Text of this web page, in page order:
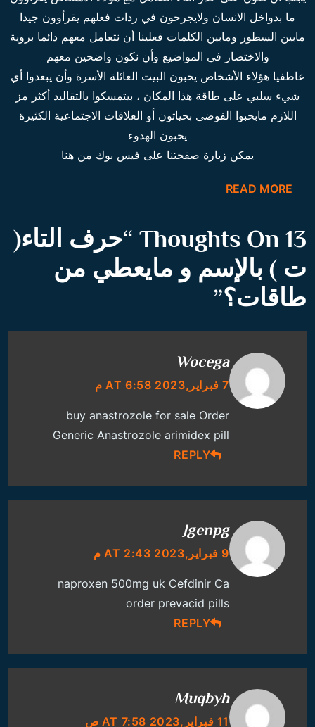
ما بدواخل الانسان ولايجرحون في ردات فعلهم يقرأوون جيدا
مابين السطور ومابين الكلمات فعلينا أن نتعامل معهم دائما بروية
والاختصار في المواضيع وأن نكون واضحين معهم
عاطفيا هؤلاء الأشخاص يحبون البيت العائلة الأسرة وأن يبعدوا أي
شيء سلبي على طاقة هذا المكان ، بيتمسكوا بالتقاليد أكثر مز
اللازم مابحبوا الفوضى بحياتون أو العلاقات الاجتماعية الكثيرة
يحبون الهدوء
يمكن زيارة صفحتنا على فيس بوك من هنا
READ MORE
13 Thoughts On “
حرف التاء(
ت ) بالإسم و مايعطي من
طاقات؟”
Wocega
7 فبراير,2023 AT 6:58 م
buy anastrozole for sale Order
Generic Anastrozole arimidex pill
REPLY
Jgenpg
9 فبراير,2023 AT 2:43 م
naproxen 500mg uk Cefdinir Ca
order prevacid pills
REPLY
Muqbyh
11 فبراير,2023 AT 7:58 ص